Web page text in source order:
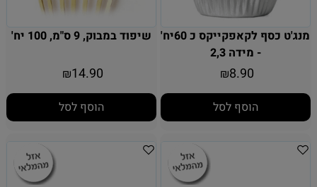
מנג'ט כסף לקאפקייקס כ 60יח'
- מידה 2,3
₪8.90
הוסף לסל
שיפוד במבוק, 9 ס"מ, 100 יח'
₪14.90
הוסף לסל